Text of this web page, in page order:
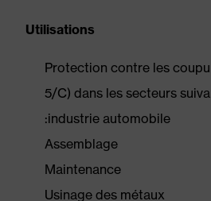
Utilisations
Protection contre les
5/C) dans les secteurs
:industrie automobile
Assemblage
Maintenance
Usinage des métaux